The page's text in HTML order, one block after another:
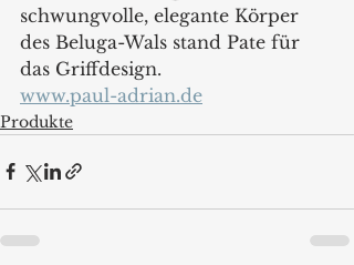
schwungvolle, elegante Körper
des Beluga-Wals stand Pate für
das Griffdesign.
www.paul-adrian.de
Produkte